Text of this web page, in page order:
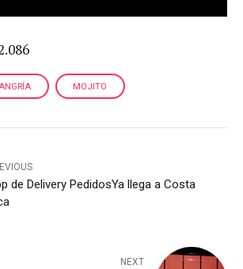
MOJITO
de Delivery PedidosYa llega a Costa
NEXT